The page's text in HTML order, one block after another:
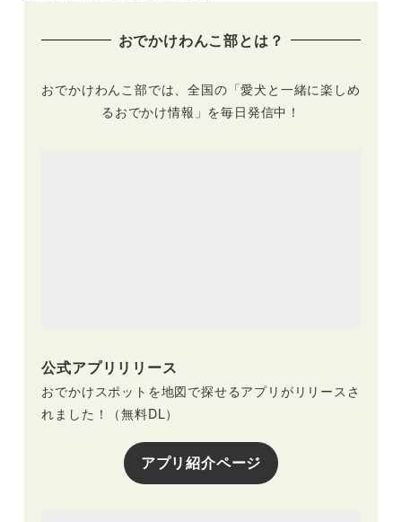
おでかけわんこ部とは？
おでかけわんこ部では、全国の「愛犬と一緒に楽しめ
るおでかけ情報」を毎日発信中！
公式アプリリリース
おでかけスポットを地図で探せるアプリがリリースさ
れました！（無料DL）
アプリ紹介ページ